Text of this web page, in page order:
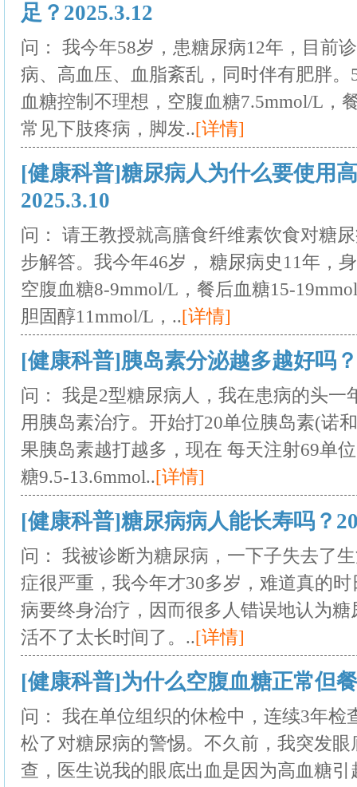
足？2025.3.12
问： 我今年58岁，患糖尿病12年，目前
病、高血压、血脂紊乱，同时伴有肥胖
血糖控制不理想，空腹血糖7.5mmol/L，
常见下肢疼病，脚发..[详情]
[健康科普]糖尿病人为什么要使用
2025.3.10
问： 请王教授就高膳食纤维素饮食对糖
步解答。我今年46岁， 糖尿病史11年，
空腹血糖8-9mmol/L，餐后血糖15-
胆固醇11mmol/L，..[详情]
[健康科普]胰岛素分泌越多越好吗
问： 我是2型糖尿病人，我在患病的头一
用胰岛素治疗。开始打20单位胰岛素(诺
果胰岛素越打越多，现在 每天注射69单
糖9.5-13.6mmol..[详情]
[健康科普]糖尿病病人能长寿吗？
问： 我被诊断为糖尿病，一下子失去了
症很严重，我今年才30多岁，难道真的
病要终身治疗，因而很多人错误地认为
活不了太长时间了。..[详情]
[健康科普]为什么空腹血糖正常但
问： 我在单位组织的休检中，连续3年检
松了对糖尿病的警惕。不久前，我突发
查，医生说我的眼底出血是因为高血糖